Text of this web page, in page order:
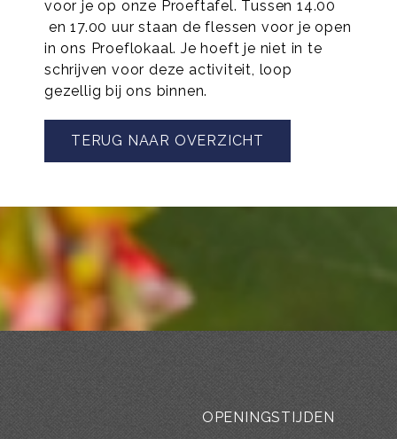
voor je op onze Proeftafel. Tussen 14.00
en 17.00 uur staan de flessen voor je open
in ons Proeflokaal. Je hoeft je niet in te
schrijven voor deze activiteit, loop
gezellig bij ons binnen.
TERUG NAAR OVERZICHT
OPENINGSTIJDEN